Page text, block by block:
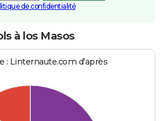
de confidentialité
à los Masos
: Linternaute.com d'après